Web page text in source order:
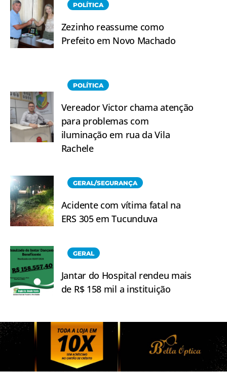
POLÍTICA
Zezinho reassume como
Prefeito em Novo Machado
POLÍTICA
Vereador Victor chama atenção
para problemas com
iluminação em rua da Vila
Rachele
GERAL/SEGURANÇA
Acidente com vítima fatal na
ERS 305 em Tucunduva
GERAL
Jantar do Hospital rendeu mais
de R$ 158 mil a instituição